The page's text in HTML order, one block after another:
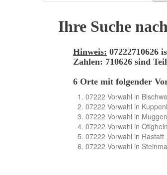
Ihre Suche
Hinweis: 07222710626
Zahlen: 710626 sind
6 Orte mit folgender
07222 Vorwahl in
07222 Vorwahl in
07222 Vorwahl in
07222 Vorwahl in
07222 Vorwahl in Rastatt
07222 Vorwahl in